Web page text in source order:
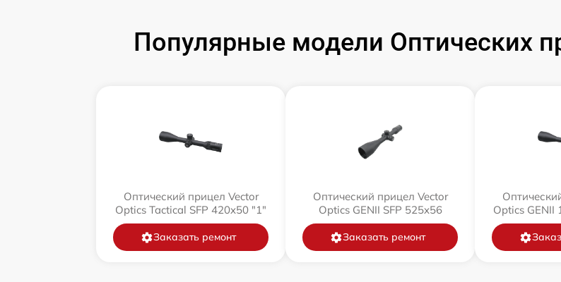
Популярные модели Оптических
Оптический прицел Vector
Optics Tactical SFP 420x50 "1"
Заказать ремонт
Оптический прицел Vector
Optics GENII SFP 525x56
Заказать ремонт
Optics GENII